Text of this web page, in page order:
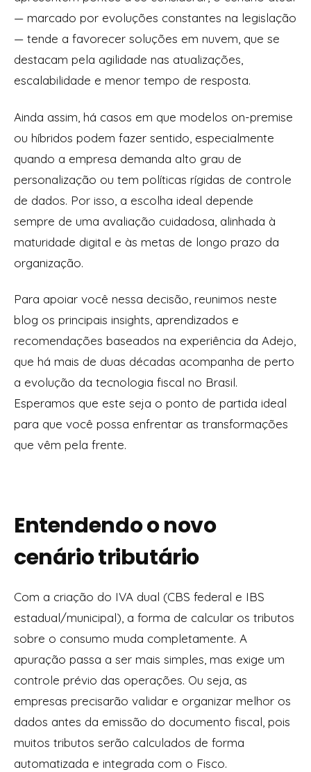
— marcado por evoluções constantes na legislação
— tende a favorecer soluções em nuvem, que se
destacam pela agilidade nas atualizações,
escalabilidade e menor tempo de resposta.
Ainda assim, há casos em que modelos on-premise
ou híbridos podem fazer sentido, especialmente
quando a empresa demanda alto grau de
personalização ou tem políticas rígidas de controle
de dados. Por isso, a escolha ideal depende
sempre de uma avaliação cuidadosa, alinhada à
maturidade digital e às metas de longo prazo da
organização.
Para apoiar você nessa decisão, reunimos neste
blog os principais insights, aprendizados e
recomendações baseados na experiência da Adejo,
que há mais de duas décadas acompanha de perto
a evolução da tecnologia fiscal no Brasil.
Esperamos que este seja o ponto de partida ideal
para que você possa enfrentar as transformações
que vêm pela frente.
Entendendo o novo
cenário tributário
Com a criação do IVA dual (CBS federal e IBS
estadual/municipal), a forma de calcular os tributos
sobre o consumo muda completamente. A
apuração passa a ser mais simples, mas exige um
controle prévio das operações. Ou seja, as
empresas precisarão validar e organizar melhor os
dados antes da emissão do documento fiscal, pois
muitos tributos serão calculados de forma
automatizada e integrada com o Fisco.